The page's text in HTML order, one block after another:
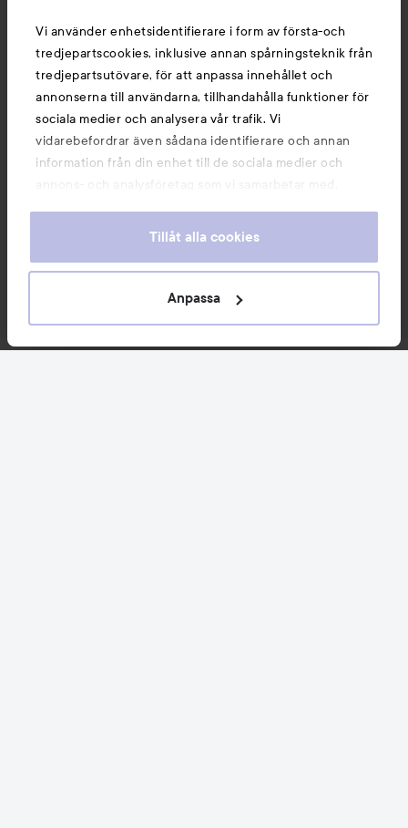
Vi använder enhetsidentifierare i form av första-och
tredjepartscookies, inklusive annan spårningsteknik från
tredjepartsutövare, för att anpassa innehållet och
annonserna till användarna, tillhandahålla funktioner för
sociala medier och analysera vår trafik. Vi
vidarebefordrar även sådana identifierare och annan
information från din enhet till de sociala medier och
annons- och analysföretag som vi samarbetar med.
information som du har tillhandahållit eller som de har
våra cookies vid fortsatt användande av vår webbplats.
För information om hur du kan ändra inställningarna för
Tillåt alla cookies
Anpassa